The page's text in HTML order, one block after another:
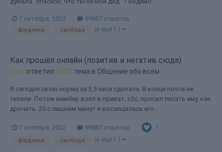
7 октября, 2022 99887 ответов
флудилка свобода (и ещё 1 )
Как прошёл онлайн (позитив и негатив сюда)
Devil ответил R2D2 тема в Общение обо всём
Я сегодня свою норму за 3,5 часа сделала. В конце почти не
типали. Потом мембер взял в приват, с2с, просил писать ему, как
дрочить. 20 с лишним минут я восхищалась его...
7 октября, 2022 99887 ответов 1
флудилка свобода (и ещё 1 )